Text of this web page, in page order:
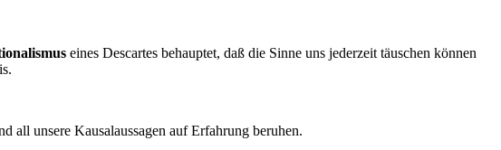
eines Descartes behauptet, daß die Sinne uns jederzeit täuschen können
all unsere Kausalaussagen auf Erfahrung beruhen.